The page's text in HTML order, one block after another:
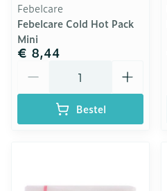
Febelcare
Febelcare Cold Hot Pack
Mini
€ 8,44
Bestel